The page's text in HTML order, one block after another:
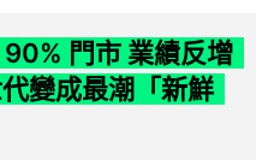
門市 業績反增
變成最潮「新鮮